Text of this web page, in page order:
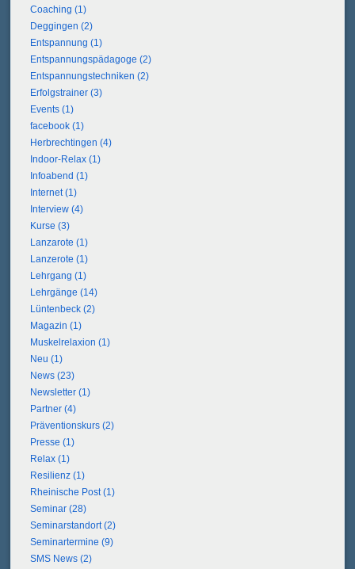
Coaching (1)
Deggingen (2)
Entspannung (1)
Entspannungspädagoge (2)
Entspannungstechniken (2)
Erfolgstrainer (3)
Events (1)
facebook (1)
Herbrechtingen (4)
Indoor-Relax (1)
Infoabend (1)
Internet (1)
Interview (4)
Kurse (3)
Lanzarote (1)
Lanzerote (1)
Lehrgang (1)
Lehrgänge (14)
Lüntenbeck (2)
Magazin (1)
Muskelrelaxion (1)
Neu (1)
News (23)
Newsletter (1)
Partner (4)
Präventionskurs (2)
Presse (1)
Relax (1)
Resilienz (1)
Rheinische Post (1)
Seminar (28)
Seminarstandort (2)
Seminartermine (9)
SMS News (2)